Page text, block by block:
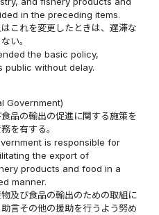
in the preceding items.
これを変更したときは、遅滞な
い。
the basic policy,
public without delay.
Government)
品の輸出の促進に関する施策を
を有する。
is responsible for
the export of
products and food in a
manner.
及び食品の輸出のための取組に
言その他の援助を行うよう努め